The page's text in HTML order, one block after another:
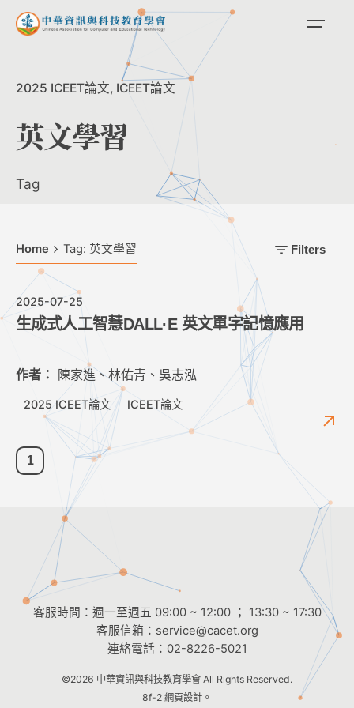
Skip
2025 ICEET論文 ICEET論文
英文學習
Tag
Home Tag: 英文學習 Filters
2025-07-25
生成式人工智慧DALL·E 英文單字記憶應用
作者： 陳家進、林佑青、吳志泓
2025 ICEET論文 ICEET論文
1
客服時間：週一至週五 09:00 ~ 12:00 ； 13:30 ~ 17:30
客服信箱： service@cacet.org
連絡電話： 02-8226-5021
©2026 中華資訊與科技教育學會 All Rights Reserved.
8f-2 網頁設計。